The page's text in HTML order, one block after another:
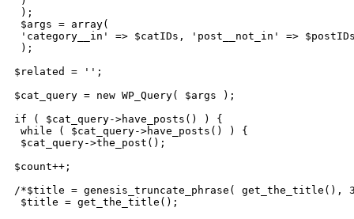
);
$args = array(
'category__in' => $catIDs, 'post__not_in' =>
);
$related = '';
$cat_query = new WP_Query( $args );
if ( $cat_query->have_posts() ) {
while ( $cat_query->have_posts() ) {
$cat_query->the_post();
$count++;
/*$title = genesis_truncate_phrase( get_the_title(),
$title = get_the_title();